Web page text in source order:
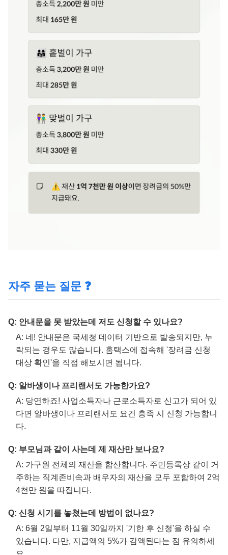
자주 묻는 질문 ❓
Q: 안내문을 못 받았는데 저도 신청할 수 있나요?
A: 네! 안내문은 국세청 데이터 기반으로 발송되지만, 누
락되는 경우도 많습니다. 홈택스에 접속해 '장려금 신청
대상 확인'을 직접 해보시면 됩니다.
Q: 알바생이나 프리랜서도 가능한가요?
A: 당연하죠! 사업소득자나 근로소득자로 신고가 되어 있
다면 알바생이나 프리랜서도 요건 충족 시 신청 가능합니
다.
Q: 부모님과 같이 사는데 제 재산만 보나요?
A: 가구원 전체의 재산을 합산합니다. 주민등록상 같이 거
주하는 직계존비속과 배우자의 재산을 모두 포함하여 2억
4천만 원을 따집니다.
Q: 신청 시기를 놓쳤는데 방법이 없나요?
A: 6월 2일부터 11월 30일까지 '기한 후 신청'을 하실 수
있습니다. 다만, 지급액의 5%가 감액된다는 점 유의하세